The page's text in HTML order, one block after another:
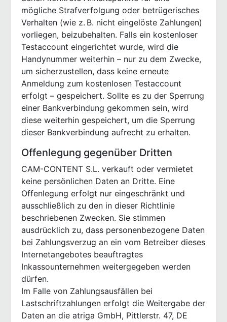
mögliche Strafverfolgung oder betrügerisches
Verhalten (wie z. B. nicht eingelöste Zahlungen)
vorliegen, beizubehalten. Falls ein kostenloser
Testaccount eingerichtet wurde, wird die
Handynummer weiterhin – nur zu dem Zwecke,
um sicherzustellen, dass keine erneute
Anmeldung zum kostenlosen Testaccount
erfolgt – gespeichert. Sollte es zu der Sperrung
einer Bankverbindung gekommen sein, wird
diese weiterhin gespeichert, um die Sperrung
dieser Bankverbindung aufrecht zu erhalten.
Offenlegung gegenüber Dritten
CAM-CONTENT S.L. verkauft oder vermietet
keine persönlichen Daten an Dritte. Eine
Offenlegung erfolgt nur eingeschränkt und
ausschließlich zu den in dieser Richtlinie
beschriebenen Zwecken. Sie stimmen
ausdrücklich zu, dass personenbezogene Daten
bei Zahlungsverzug an ein vom Betreiber dieses
Internetangebotes beauftragtes
Inkassounternehmen weitergegeben werden
dürfen.
Im Falle von Zahlungsausfällen bei
Lastschriftzahlungen erfolgt die Weitergabe der
Daten an die atriga GmbH, Pittlerstr. 47, DE